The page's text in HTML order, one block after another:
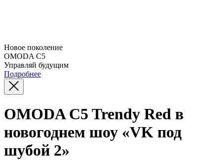
Новое поколение
OMODA C5
Управляй будущим
Подробнее
OMODA C5 Trendy Red в
новогоднем шоу «VK под
шубой 2»